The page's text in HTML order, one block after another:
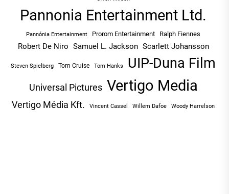
Pannonia Entertainment Ltd.
Pannónia Entertainment Prorom Entertainment Ralph Fiennes
Robert De Niro Samuel L. Jackson Scarlett Johansson
Steven Spielberg Tom Cruise Tom Hanks UIP-Duna Film
Universal Pictures Vertigo Media
Vertigo Média Kft. Vincent Cassel Willem Dafoe Woody Harrelson